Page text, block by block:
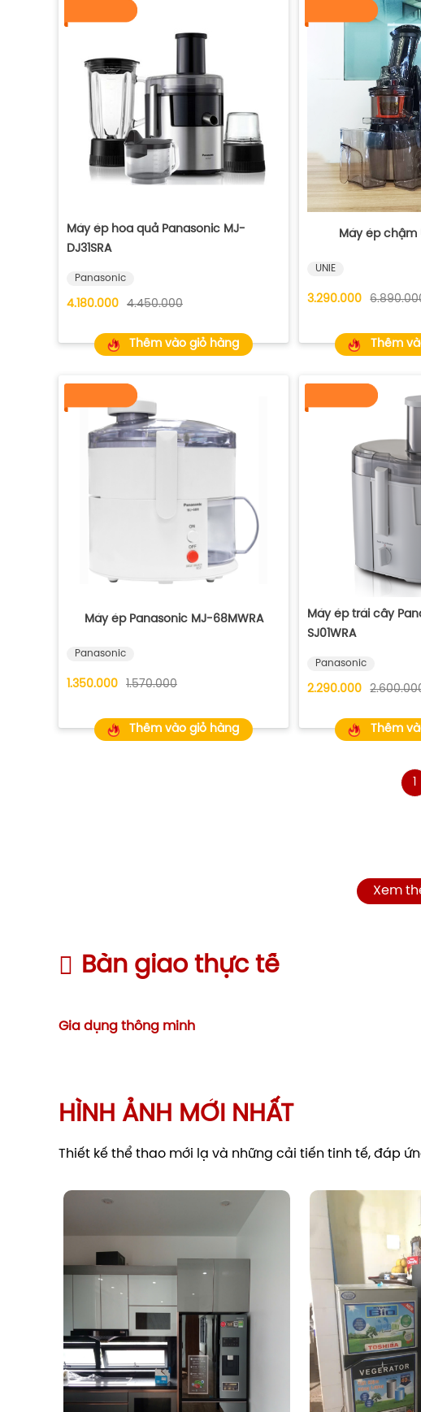
Máy ép hoa quả Panasonic MJ-
DJ31SRA
Panasonic
4.180.000 4.450.000
Thêm vào giỏ hàng
Máy ép chậm
UNIE
3.290.000
Thêm
Máy ép Panasonic MJ-68MWRA
Panasonic
1.350.000 1.570.000
Thêm vào giỏ hàng
Máy ép trái cây
SJ01WRA
Panasonic
2.290.000
Thêm
Xem
Bàn giao thực tế
Gia dụng thông minh
HÌNH ẢNH MỚI NHẤT
Thiết kế thể thao mới lạ và những cải tiến tinh tế, đáp